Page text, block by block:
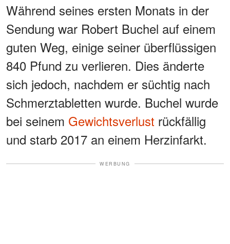
Während seines ersten Monats in der
Sendung war Robert Buchel auf einem
guten Weg, einige seiner überflüssigen
840 Pfund zu verlieren. Dies änderte
sich jedoch, nachdem er süchtig nach
Schmerztabletten wurde. Buchel wurde
bei seinem Gewichtsverlust rückfällig
und starb 2017 an einem Herzinfarkt.
WERBUNG